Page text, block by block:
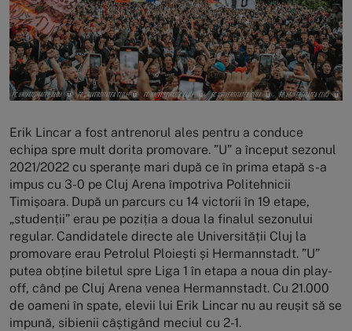
Erik Lincar a fost antrenorul ales pentru a conduce
echipa spre mult dorita promovare. ”U” a început sezonul
2021/2022 cu speranțe mari după ce în prima etapă s-a
impus cu 3-0 pe Cluj Arena împotriva Politehnicii
Timișoara. După un parcurs cu 14 victorii în 19 etape,
„studenții” erau pe poziția a doua la finalul sezonului
regular. Candidatele directe ale Universității Cluj la
promovare erau Petrolul Ploiești și Hermannstadt. ”U”
putea obține biletul spre Liga 1 în etapa a noua din play-
off, când pe Cluj Arena venea Hermannstadt. Cu 21.000
de oameni în spate, elevii lui Erik Lincar nu au reușit să se
impună, sibienii câștigând meciul cu 2-1.